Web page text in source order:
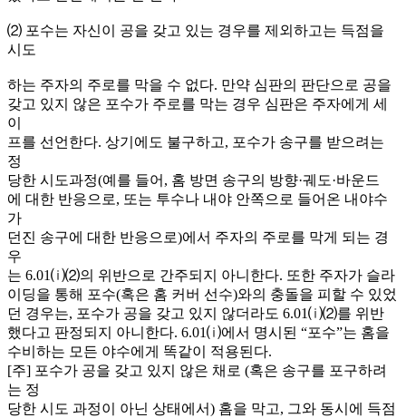
⑵ 포수는 자신이 공을 갖고 있는 경우를 제외하고는 득점을
시도
하는 주자의 주로를 막을 수 없다. 만약 심판의 판단으로 공을
갖고 있지 않은 포수가 주로를 막는 경우 심판은 주자에게 세
이
프를 선언한다. 상기에도 불구하고, 포수가 송구를 받으려는
정
당한 시도과정(예를 들어, 홈 방면 송구의 방향·궤도·바운드
에 대한 반응으로, 또는 투수나 내야 안쪽으로 들어온 내야수
가
던진 송구에 대한 반응으로)에서 주자의 주로를 막게 되는 경
우
는 6.01⒤⑵의 위반으로 간주되지 아니한다. 또한 주자가 슬라
이딩을 통해 포수(혹은 홈 커버 선수)와의 충돌을 피할 수 있었
던 경우는, 포수가 공을 갖고 있지 않더라도 6.01⒤⑵를 위반
했다고 판정되지 아니한다. 6.01⒤에서 명시된 “포수”는 홈을
수비하는 모든 야수에게 똑같이 적용된다.
[주] 포수가 공을 갖고 있지 않은 채로 (혹은 송구를 포구하려
는 정
당한 시도 과정이 아닌 상태에서) 홈을 막고, 그와 동시에 득점